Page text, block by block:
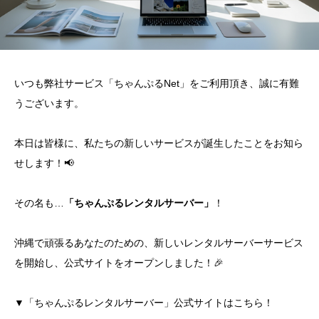
いつも弊社サービス「ちゃんぷるNet」をご利用頂き、誠に有難
うございます。
本日は皆様に、私たちの新しいサービスが誕生したことをお知ら
せします！📢
その名も… 「ちゃんぷるレンタルサーバー」 ！
沖縄で頑張るあなたのための、新しいレンタルサーバーサービス
を開始し、公式サイトをオープンしました！🎉
▼「ちゃんぷるレンタルサーバー」公式サイトはこちら！